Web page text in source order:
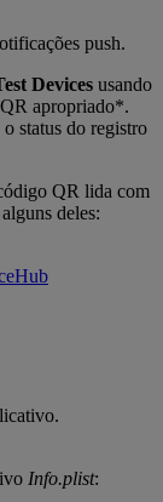
push.
Devices usando
apropriado*.
status do registro
QR lida com
deles:
Info.plist: